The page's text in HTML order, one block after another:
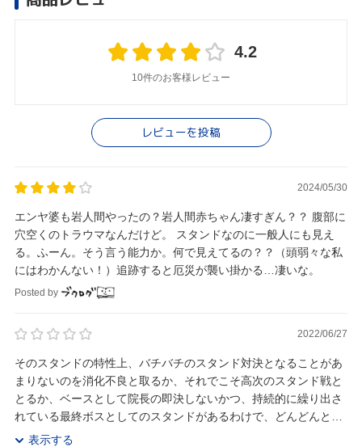
4.2
10件のお客様レビュー
レビューを投稿
2024/05/30
エンヤ婆も岩人間やったの？岩人間赤ちゃん凄すぎん？？ 腹部に
穴空くのトラウマなんだけど。 スタンドなのに一般人にも見え
る。ふーん。そう言う能力か。何で見えてるの？？（頭弱々な私
にはわかんない！）追跡すると厄災が襲い掛かる…凄いな。
Posted by
2022/06/27
そのスタンドの特性上、バチバチのスタンド対決となることがあ
まりないのを消化不良と取るか、それでこそ高次のスタンド戦と
とるか、ベースとして院長の即決しないかつ、持続的に繰り出さ
れている最終ボスとしてのスタンドがあるわけで、どんどんと主
要人物が自己犠牲やら、ヒーロー物のサガやらで減っ...
表示する